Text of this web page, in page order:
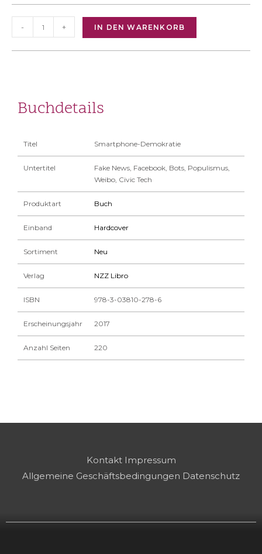
- + IN DEN WARENKORB
Buchdetails
Titel Smartphone-Demokratie
Untertitel
Fake News, Facebook, Bots, Populismus,
Weibo, Civic Tech
Produktart Buch
Einband Hardcover
Sortiment Neu
Verlag NZZ Libro
ISBN 978-3-03810-278-6
Erscheinungsjahr 2017
Anzahl Seiten 220
Kontakt Impressum
Allgemeine Geschäftsbedingungen Datenschutz